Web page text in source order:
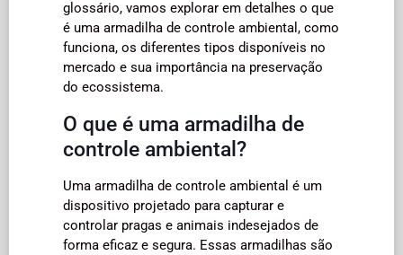
glossário, vamos explorar em detalhes o que
é uma armadilha de controle ambiental, como
funciona, os diferentes tipos disponíveis no
mercado e sua importância na preservação
do ecossistema.
O que é uma armadilha de
controle ambiental?
Uma armadilha de controle ambiental é um
dispositivo projetado para capturar e
controlar pragas e animais indesejados de
forma eficaz e segura. Essas armadilhas são